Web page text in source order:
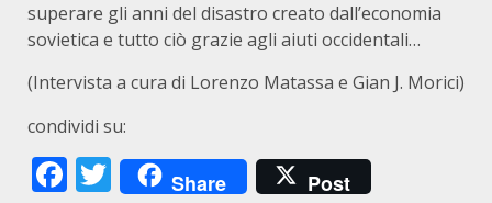
superare gli anni del disastro creato dall’economia
sovietica e tutto ciò grazie agli aiuti occidentali…
(Intervista a cura di Lorenzo Matassa e Gian J. Morici)
condividi su:
Facebook
Twitter
Share Post